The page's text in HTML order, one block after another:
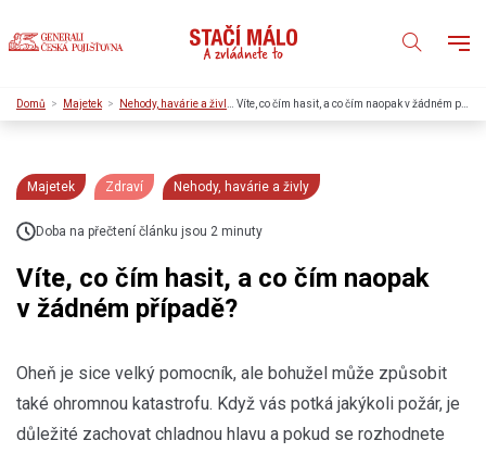
Domů Majetek Víte, co čím hasit, a co čím naopak v žádném případě?
Majetek Zdraví Nehody, havárie a živly
Doba na přečtení článku jsou 2 minuty
Víte, co čím hasit, a co čím naopak
v žádném případě?
Oheň je sice velký pomocník, ale bohužel může způsobit
také ohromnou katastrofu. Když vás potká jakýkoli požár, je
důležité zachovat chladnou hlavu a pokud se rozhodnete